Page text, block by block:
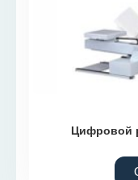
Цифровой